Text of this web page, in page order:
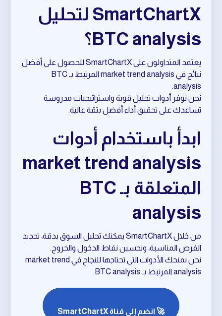
SmartChartX لتحليل
BTC analysis؟
يعتمد المتداولون على SmartChartX للحصول على أفضل
نتائج في market trend analysis المرتبط بـ BTC
analysis.
نحن نوفر أدوات تحليل قوية واستراتيجيات مدروسة
تساعدك على تحقيق أداء أفضل بثقة عالية.
ابدأ باستخدام أدوات
market trend analysis
المتعلقة بـ BTC
analysis
من خلال SmartChartX يمكنك تحليل السوق بدقة، تحديد
الفرص المناسبة، وتحسين نقاط الدخول والخروج.
نحن نمنحك الأدوات التي تحتاجها للنجاح في market trend
analysis المرتبط بـ BTC analysis.
🚀 انضم إلى قناة SmartChartX